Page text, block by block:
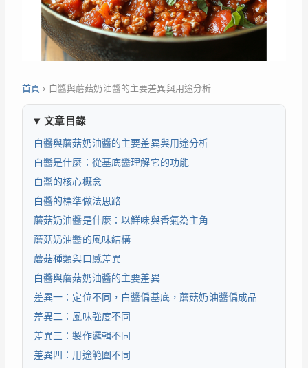
首頁 › 白醬與蘑菇奶油醬的主要差異與用途分析
文章目錄
白醬與蘑菇奶油醬的主要差異與用途分析
白醬是什麼：從基底醬理解它的功能
白醬的核心概念
白醬的標準做法思路
蘑菇奶油醬是什麼：以鮮味與香氣為主角
蘑菇奶油醬的風味結構
蘑菇種類與口感差異
白醬與蘑菇奶油醬的主要差異
差異一：定位不同，白醬偏基底，蘑菇奶油醬偏成品
差異二：風味強度不同
差異三：製作邏輯不同
差異四：用途範圍不同